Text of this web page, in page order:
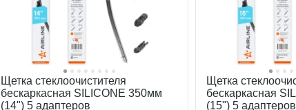
Щетка стеклоочистителя
бескаркасная SILICONE 350мм
(14") 5 адаптеров
Щетка
бескаркасная
(15") 5 адаптеров